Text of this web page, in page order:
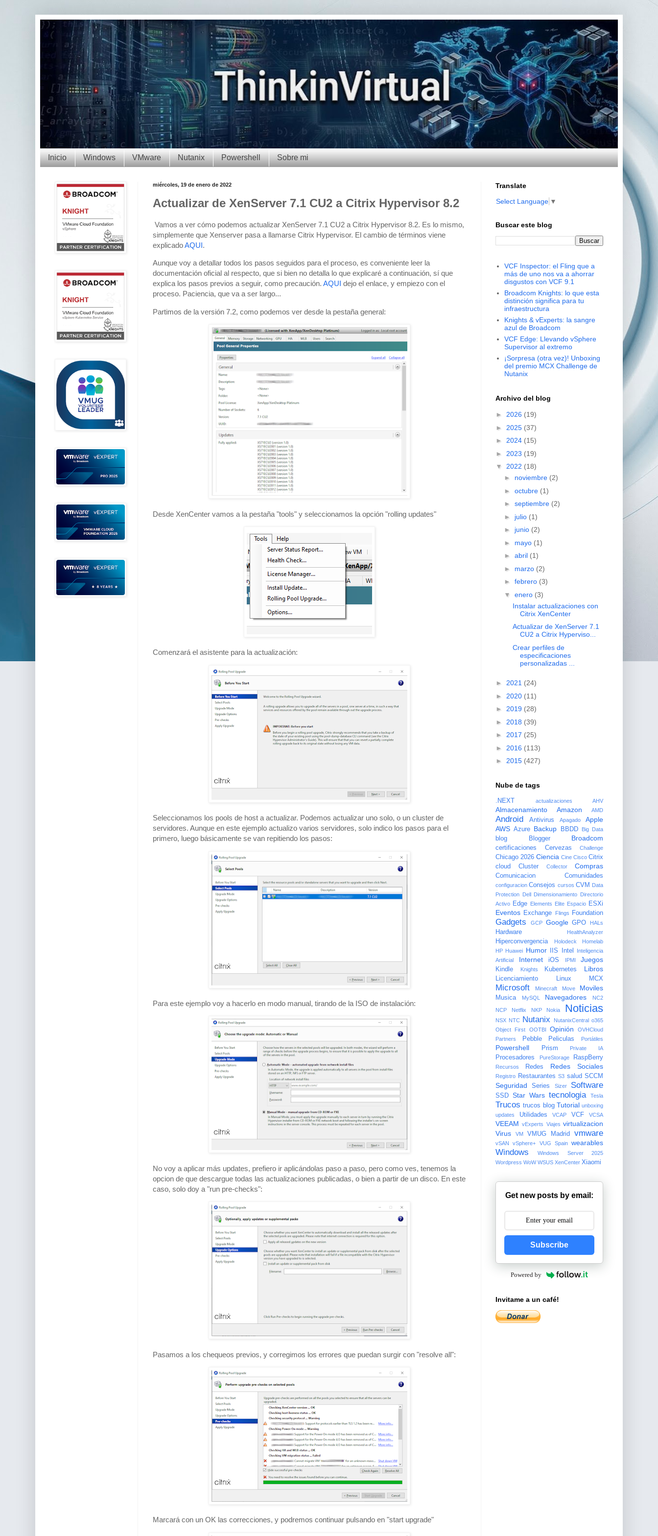
Inicio Windows VMware Nutanix Powershell Sobre mi
miércoles, 19 de enero de 2022
Actualizar de XenServer 7.1 CU2 a Citrix Hypervisor 8.2
Vamos a ver cómo podemos actualizar XenServer 7.1 CU2 a Citrix Hypervisor 8.2. Es lo mismo,
simplemente que Xenserver pasa a llamarse Citrix Hypervisor. El cambio de términos viene
explicadoAQUI.
Aunque voy a detallar todos los pasos seguidos para el proceso, es conveniente leer la
documentación oficial al respecto, que si bien no detalla lo que explicaré a continuación, sí que
explica los pasos previos a seguir, como precaución. AQUI dejo el enlace, y empiezo con el
proceso. Paciencia, que va a ser largo...
Partimos de la versión 7.2, como podemos ver desde la pestaña general:
Desde XenCenter vamos a la pestaña "tools" y seleccionamos la opción "rolling updates"
Comenzará el asistente para la actualización:
Seleccionamos los pools de host a actualizar. Podemos actualizar uno solo, o un cluster de
servidores. Aunque en este ejemplo actualizo varios servidores, solo indico los pasos para el
primero, luego básicamente se van repitiendo los pasos:
Para este ejemplo voy a hacerlo en modo manual, tirando de la ISO de instalación:
No voy a aplicar más updates, prefiero ir aplicándolas paso a paso, pero como ves, tenemos la
opcion de que descargue todas las actualizaciones publicadas, o bien a partir de un disco. En este
caso, solo doy a "run pre-checks":
Pasamos a los chequeos previos, y corregimos los errores que puedan surgir con "resolve all":
Marcará con un OK las correcciones, y podremos continuar pulsando en "start upgrade"
Translate
Select Language ▼
Buscar este blog
VCF Inspector: el Fling que a
más de uno nos va a ahorrar
disgustos con VCF 9.1
Broadcom Knights: lo que esta
distinción significa para tu
infraestructura
Knights & vExperts: la sangre
azul de Broadcom
VCF Edge: Llevando vSphere
Supervisor al extremo
¡Sorpresa (otra vez)! Unboxing
del premio MCX Challenge de
Nutanix
Archivo del blog
► 2026 (19)
► 2025 (37)
► 2024 (15)
► 2023 (19)
▼ 2022 (18)
► noviembre (2)
► octubre (1)
► septiembre (2)
► julio (1)
► junio (2)
► mayo (1)
► abril (1)
► marzo (2)
► febrero (3)
▼ enero (3)
Instalar actualizaciones con
Citrix XenCenter
Actualizar de XenServer 7.1
CU2 a Citrix Hyperviso...
Crear perfiles de
especificaciones
personalizadas ...
► 2021 (24)
► 2020 (11)
► 2019 (28)
► 2018 (39)
► 2017 (25)
► 2016 (113)
► 2015 (427)
Nube de tags
.NEXT actualizaciones AHV
Almacenamiento Amazon AMD
Android Antivirus Apagado
Apple
AWS Azure Backup BBDD Big Data
blog Blogger Broadcom
certificaciones Cervezas Challenge
Chicago 2026 Ciencia Cine Cisco Citrix
cloud
Cluster Collector Compras
Comunicacion Comunidades
configuracion Consejos cursos CVM Data
Protection Dell Dimensionamiento Directorio
Activo Edge Elements Elite Espacio ESXi
Eventos Exchange Flings Foundation
Gadgets GCP Google GPO HALs
Hardware HealthAnalyzer
Hiperconvergencia Holodeck
Homelab
HP Huawei Humor IIS Intel
Inteligencia
Artificial
Internet iOS IPMI Juegos
Kindle Knights Kubernetes Libros
Licenciamiento Linux MCX
Microsoft Minecraft Move Moviles
Musica MySQL Navegadores NC2
NCP Netflix NKP Nokia Noticias
NSX NTC Nutanix NutanixCentral o365
Object First
OOTBI Opinión
OVHCloud
Partners
Pebble Peliculas Portátiles
Powershell Prism Private IA
Procesadores PureStorage RaspBerry
Recursos Redes Redes Sociales
Registro Restaurantes S3 salud SCCM
Seguridad Series Sizer Software
SSD Star Wars tecnologia Tesla
Trucos trucos blog Tutorial unboxing
updates
Utilidades VCAP VCF VCSA
VEEAM vExperts Viajes virtualizacion
Virus
VM VMUG Madrid vmware
vSAN vSphere+ VUG Spain wearables
Windows
Windows Server 2025
Wordpress WoW WSUS XenCenter Xiaomi
Get new posts by email:
Subscribe
Powered by
Invitame a un café!